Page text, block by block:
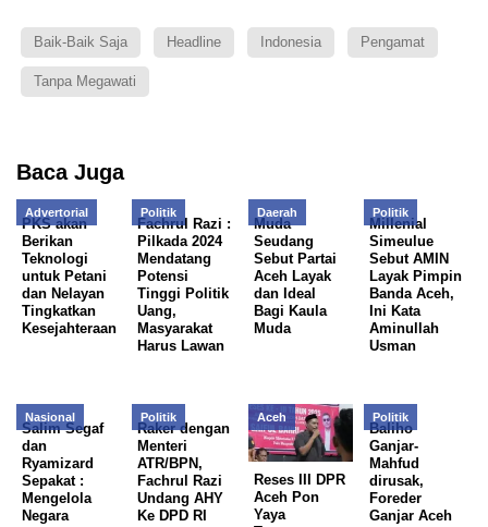
Baik-Baik Saja Headline Indonesia Pengamat
Tanpa Megawati
Baca Juga
Advertorial
PKS akan
Berikan
Teknologi
untuk Petani
dan Nelayan
Tingkatkan
Kesejahteraan
Politik
Fachrul Razi :
Pilkada 2024
Mendatang
Potensi
Tinggi Politik
Uang,
Masyarakat
Harus Lawan
Daerah
Muda
Seudang
Sebut Partai
Aceh Layak
dan Ideal
Bagi Kaula
Muda
Politik
Millenial
Simeulue
Sebut AMIN
Layak Pimpin
Banda Aceh,
Ini Kata
Aminullah
Usman
Nasional
Salim Segaf
dan
Ryamizard
Sepakat :
Mengelola
Negara
Politik
Raker dengan
Menteri
ATR/BPN,
Fachrul Razi
Undang AHY
Ke DPD RI
Aceh
Reses III DPR
Aceh Pon
Yaya
Politik
Baliho
Ganjar-
Mahfud
dirusak,
Foreder
Ganjar Aceh